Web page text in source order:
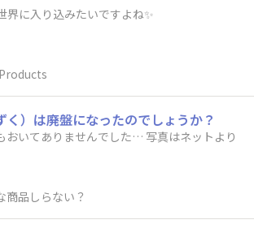
に入り込みたいですよね✨
く）は廃盤になったのでしょうか？
アプリ探してもでてこないし、近くの店舗にはどこにもおいてありませんでした… 写真はネットより
商品しらない？